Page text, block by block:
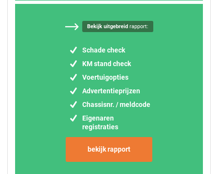
Bekijk uitgebreidrapport:
Schade check
KM stand check
Voertuigopties
Advertentieprijzen
Chassisnr. / meldcode
Eigenaren
registraties
bekijk rapport